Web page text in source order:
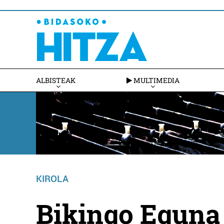
ALBISTEAK MULTIMEDIA
KIROLA
Bikingo